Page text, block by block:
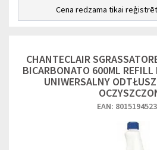
Cena redzama tikai
CHANTECLAIR
BICARBONATO 600ML
UNIWERSALNY
EAN: